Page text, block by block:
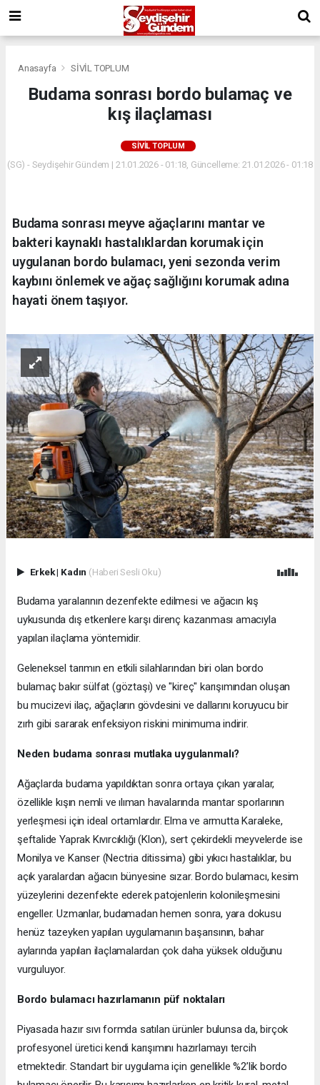
Anasayfa SİVİL TOPLUM
Budama sonrası bordo bulamaç ve
kış ilaçlaması
SİVİL TOPLUM
(SG) - Seydişehir Gündem | 21.01.2026 - 01:18, Güncelleme: 21.01.2026 - 01:18
Budama sonrası meyve ağaçlarını mantar ve
bakteri kaynaklı hastalıklardan korumak için
uygulanan bordo bulamacı, yeni sezonda verim
kaybını önlemek ve ağaç sağlığını korumak adına
hayati önem taşıyor.
Erkek| Kadın (Haberi Sesli Oku)
Budama yaralarının dezenfekte edilmesi ve ağacın kış
uykusunda dış etkenlere karşı direnç kazanması amacıyla
yapılan ilaçlama yöntemidir.
Geleneksel tarımın en etkili silahlarından biri olan bordo
bulamaç bakır sülfat (göztaşı) ve "kireç" karışımından oluşan
bu mucizevi ilaç, ağaçların gövdesini ve dallarını koruyucu bir
zırh gibi sararak enfeksiyon riskini minimuma indirir.
Neden budama sonrası mutlaka uygulanmalı?
Ağaçlarda budama yapıldıktan sonra ortaya çıkan yaralar,
özellikle kışın nemli ve ılıman havalarında mantar sporlarının
yerleşmesi için ideal ortamlardır. Elma ve armutta Karaleke,
şeftalide Yaprak Kıvırcıklığı (Klon), sert çekirdekli meyvelerde ise
Monilya ve Kanser (Nectria ditissima) gibi yıkıcı hastalıklar, bu
açık yaralardan ağacın bünyesine sızar. Bordo bulamacı, kesim
yüzeylerini dezenfekte ederek patojenlerin kolonileşmesini
engeller. Uzmanlar, budamadan hemen sonra, yara dokusu
henüz tazeyken yapılan uygulamanın başarısının, bahar
aylarında yapılan ilaçlamalardan çok daha yüksek olduğunu
vurguluyor.
Bordo bulamacı hazırlamanın püf noktaları
Piyasada hazır sıvı formda satılan ürünler bulunsa da, birçok
profesyonel üretici kendi karışımını hazırlamayı tercih
etmektedir. Standart bir uygulama için genellikle %2’lik bordo